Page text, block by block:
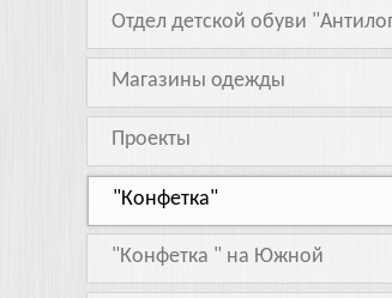
Отдел детской обуви
Магазины одежды
Проекты
"Конфетка"
"Конфетка " на Южной